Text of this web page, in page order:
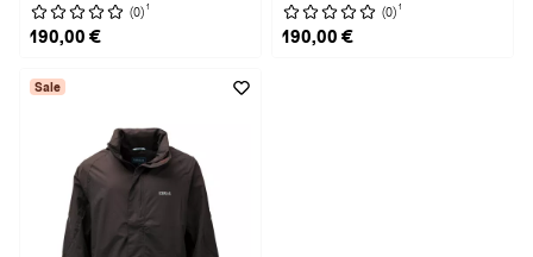
(0) 1
190,00 €
(0) 1
190,00 €
Sale